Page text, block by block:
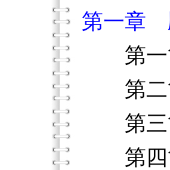
第一章
第一
第二
第三
第四